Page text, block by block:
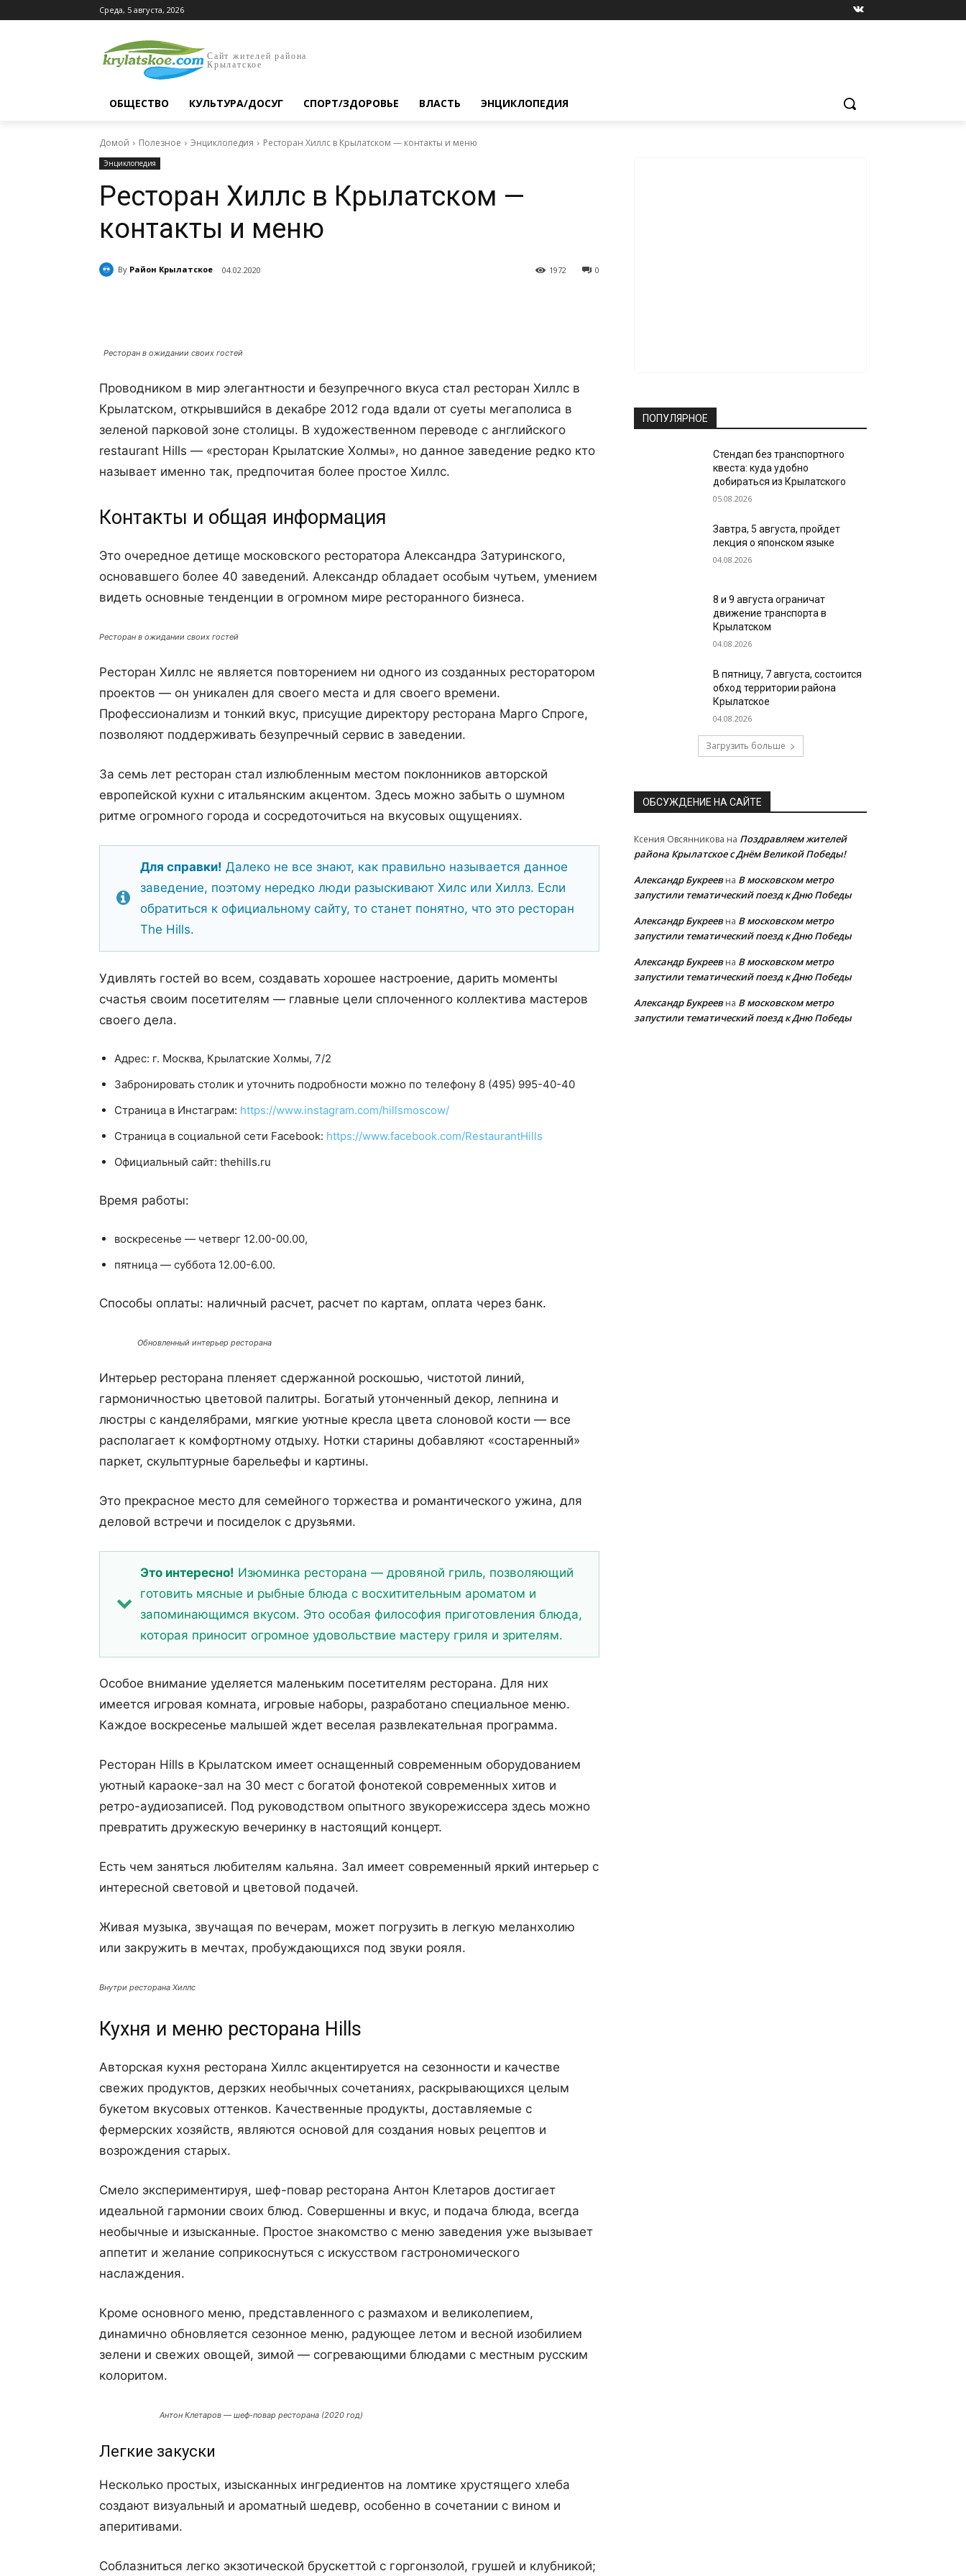
Среда, 5 августа, 2026
Сайт жителей района
Крылатское
ОБЩЕСТВО КУЛЬТУРА/ДОСУГ СПОРТ/ЗДОРОВЬЕ ВЛАСТЬ ЭНЦИКЛОПЕДИЯ
Домой Полезное Энциклопедия Ресторан Хиллс в Крылатском — контакты и меню
Энциклопедия
Ресторан Хиллс в Крылатском —
контакты и меню
By Район Крылатское 04.02.2020 0
1972
Ресторан в ожидании своих гостей
Проводником в мир элегантности и безупречного вкуса стал ресторан Хиллс в
Крылатском, открывшийся в декабре 2012 года вдали от суеты мегаполиса в
зеленой парковой зоне столицы. В художественном переводе с английского
restaurant Hills — «ресторан Крылатские Холмы», но данное заведение редко кто
называет именно так, предпочитая более простое Хиллс.
Контакты и общая информация
Это очередное детище московского ресторатора Александра Затуринского,
основавшего более 40 заведений. Александр обладает особым чутьем, умением
видеть основные тенденции в огромном мире ресторанного бизнеса.
Ресторан в ожидании своих гостей
Ресторан Хиллс не является повторением ни одного из созданных ресторатором
проектов — он уникален для своего места и для своего времени.
Профессионализм и тонкий вкус, присущие директору ресторана Марго Спроге,
позволяют поддерживать безупречный сервис в заведении.
За семь лет ресторан стал излюбленным местом поклонников авторской
европейской кухни с итальянским акцентом. Здесь можно забыть о шумном
ритме огромного города и сосредоточиться на вкусовых ощущениях.
Для справки! Далеко не все знают, как правильно называется данное
заведение, поэтому нередко люди разыскивают Хилс или Хиллз. Если
обратиться к официальному сайту, то станет понятно, что это ресторан
The Hills.
Удивлять гостей во всем, создавать хорошее настроение, дарить моменты
счастья своим посетителям — главные цели сплоченного коллектива мастеров
своего дела.
Адрес: г. Москва, Крылатские Холмы, 7/2
Забронировать столик и уточнить подробности можно по телефону 8 (495) 995-40-40
Страница в Инстаграм: https://www.instagram.com/hillsmoscow/
Страница в социальной сети Facebook: https://www.facebook.com/RestaurantHills
Официальный сайт: thehills.ru
Время работы:
воскресенье — четверг 12.00-00.00,
пятница — суббота 12.00-6.00.
Способы оплаты: наличный расчет, расчет по картам, оплата через банк.
Обновленный интерьер ресторана
Интерьер ресторана пленяет сдержанной роскошью, чистотой линий,
гармоничностью цветовой палитры. Богатый утонченный декор, лепнина и
люстры с канделябрами, мягкие уютные кресла цвета слоновой кости — все
располагает к комфортному отдыху. Нотки старины добавляют «состаренный»
паркет, скульптурные барельефы и картины.
Это прекрасное место для семейного торжества и романтического ужина, для
деловой встречи и посиделок с друзьями.
Это интересно! Изюминка ресторана — дровяной гриль, позволяющий
готовить мясные и рыбные блюда с восхитительным ароматом и
запоминающимся вкусом. Это особая философия приготовления блюда,
которая приносит огромное удовольствие мастеру гриля и зрителям.
Особое внимание уделяется маленьким посетителям ресторана. Для них
имеется игровая комната, игровые наборы, разработано специальное меню.
Каждое воскресенье малышей ждет веселая развлекательная программа.
Ресторан Hills в Крылатском имеет оснащенный современным оборудованием
уютный караоке-зал на 30 мест с богатой фонотекой современных хитов и
ретро-аудиозаписей. Под руководством опытного звукорежиссера здесь можно
превратить дружескую вечеринку в настоящий концерт.
Есть чем заняться любителям кальяна. Зал имеет современный яркий интерьер с
интересной световой и цветовой подачей.
Живая музыка, звучащая по вечерам, может погрузить в легкую меланхолию
или закружить в мечтах, пробуждающихся под звуки рояля.
Внутри ресторана Хиллс
Кухня и меню ресторана Hills
Авторская кухня ресторана Хиллс акцентируется на сезонности и качестве
свежих продуктов, дерзких необычных сочетаниях, раскрывающихся целым
букетом вкусовых оттенков. Качественные продукты, доставляемые с
фермерских хозяйств, являются основой для создания новых рецептов и
возрождения старых.
Смело экспериментируя, шеф-повар ресторана Антон Клетаров достигает
идеальной гармонии своих блюд. Совершенны и вкус, и подача блюда, всегда
необычные и изысканные. Простое знакомство с меню заведения уже вызывает
аппетит и желание соприкоснуться с искусством гастрономического
наслаждения.
Кроме основного меню, представленного с размахом и великолепием,
динамично обновляется сезонное меню, радующее летом и весной изобилием
зелени и свежих овощей, зимой — согревающими блюдами с местным русским
колоритом.
Антон Клетаров — шеф-повар ресторана (2020 год)
Легкие закуски
Несколько простых, изысканных ингредиентов на ломтике хрустящего хлеба
создают визуальный и ароматный шедевр, особенно в сочетании с вином и
аперитивами.
Соблазниться легко экзотической брускеттой с горгонзолой, грушей и клубникой;
ПОПУЛЯРНОЕ
Стендап без транспортного
квеста: куда удобно
добираться из Крылатского
05.08.2026
Завтра, 5 августа, пройдет
лекция о японском языке
04.08.2026
8 и 9 августа ограничат
движение транспорта в
Крылатском
04.08.2026
В пятницу, 7 августа, состоится
обход территории района
Крылатское
04.08.2026
Загрузить больше
ОБСУЖДЕНИЕ НА САЙТЕ
Ксения Овсянникова на Поздравляем жителей
района Крылатское с Днём Великой Победы!
Александр Букреевна В московском метро
запустили тематический поезд к Дню Победы
Александр Букреевна В московском метро
запустили тематический поезд к Дню Победы
Александр Букреевна В московском метро
запустили тематический поезд к Дню Победы
Александр Букреевна В московском метро
запустили тематический поезд к Дню Победы